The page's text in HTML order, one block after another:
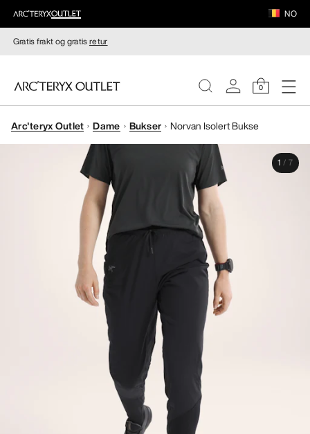
NO
Gratis frakt og gratisretur
0
DAMER
Arc'teryx Outlet Dame Bukser Norvan Isolert Bukse
1 / 7